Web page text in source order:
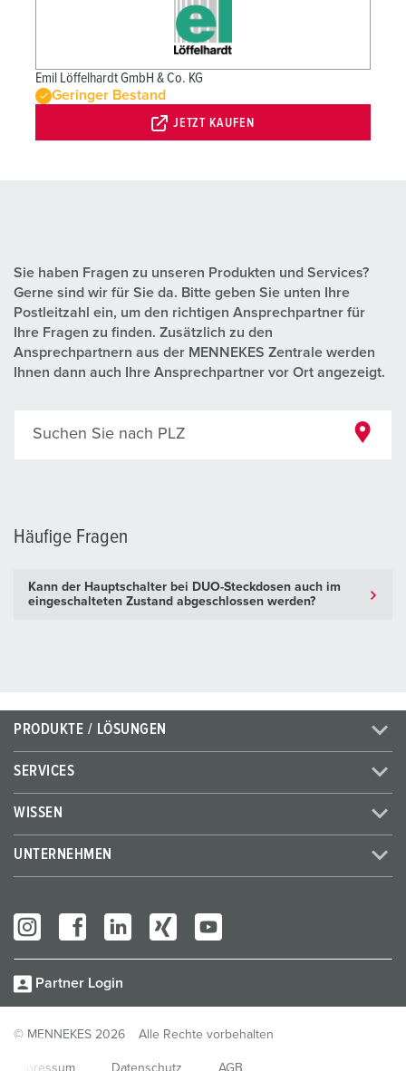
Emil Löffelhardt GmbH & Co. KG
Geringer Bestand
JETZT KAUFEN
Sie haben Fragen zu unseren Produkten und Services?
Gerne sind wir für Sie da. Bitte geben Sie unten Ihre
Postleitzahl ein, um den richtigen Ansprechpartner für
Ihre Fragen zu finden. Zusätzlich zu den
Ansprechpartnern aus der MENNEKES Zentrale werden
Ihnen dann auch Ihre Ansprechpartner vor Ort angezeigt.
Suchen Sie nach PLZ
Häufige Fragen
Kann der Hauptschalter bei DUO-Steckdosen auch im
eingeschalteten Zustand abgeschlossen werden?
PRODUKTE / LÖSUNGEN
SERVICES
WISSEN
UNTERNEHMEN
Partner Login
© MENNEKES 2026 Alle Rechte vorbehalten